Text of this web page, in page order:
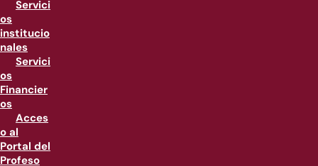
Servici
os
institucio
nales
Servici
os
Financier
os
Acces
o al
Portal del
Profeso